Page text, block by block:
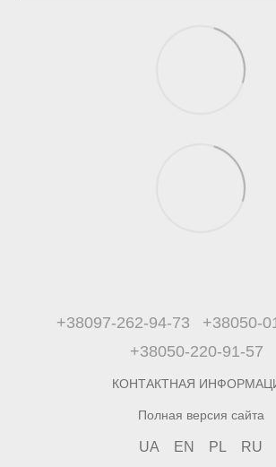
+38097-262-94-73
+38050-
+38050-220-91-57
КОНТАКТНАЯ
Полная версия сайта
UA EN PL RU